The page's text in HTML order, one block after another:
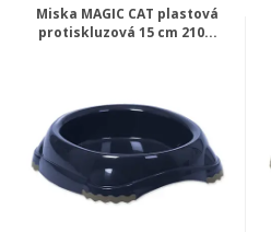
Miska MAGIC CAT plastová
protiskluzová 15 cm 210...